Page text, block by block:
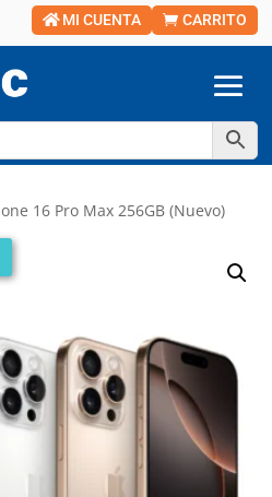
MI CUENTA CARRITO
16 Pro Max 256GB (Nuevo)